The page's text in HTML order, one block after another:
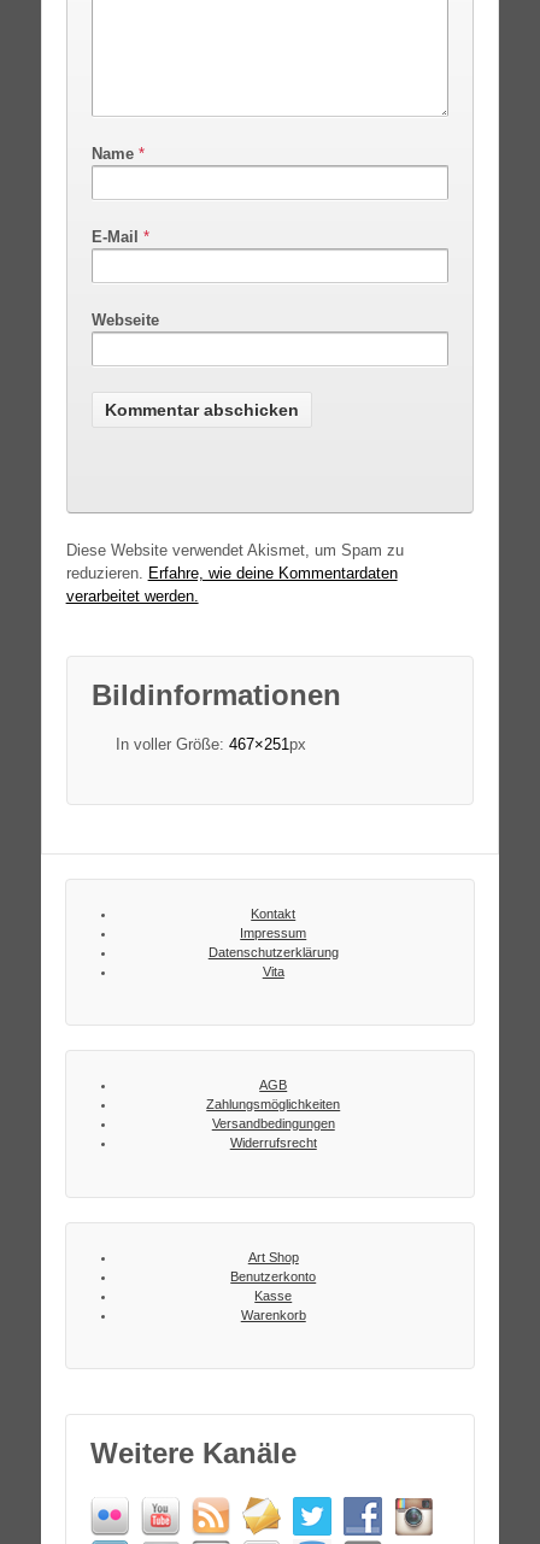
Name *
E-Mail *
Webseite
Diese Website verwendet Akismet, um Spam zu
reduzieren. Erfahre, wie deine Kommentardaten
verarbeitet werden.
Bildinformationen
In voller Größe: 467×251px
Kontakt
Impressum
Datenschutzerklärung
Vita
AGB
Zahlungsmöglichkeiten
Versandbedingungen
Widerrufsrecht
Art Shop
Benutzerkonto
Kasse
Warenkorb
Weitere Kanäle